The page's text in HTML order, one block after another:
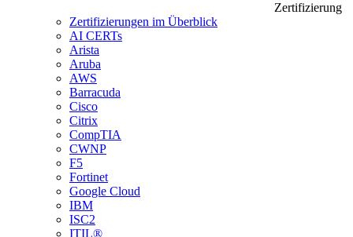
Zertifizierung
Zertifizierungen im Überblick
AI CERTs
Arista
Aruba
AWS
Barracuda
Cisco
Citrix
CompTIA
CWNP
F5
Fortinet
Google Cloud
IBM
ISC2
ITIL®